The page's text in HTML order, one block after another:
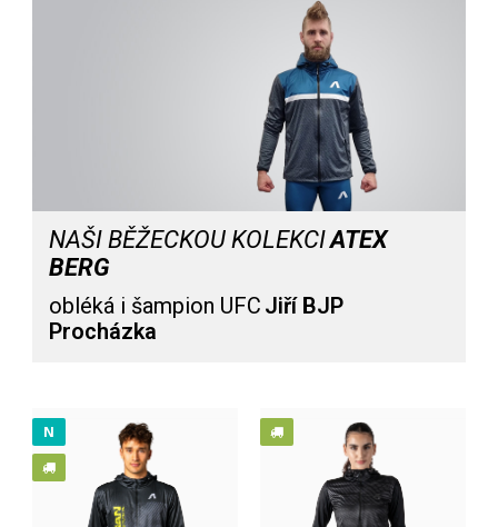
NAŠI BĚŽECKOU KOLEKCIATEX
BERG
obléká i šampion UFC Jiří BJP
Procházka
N